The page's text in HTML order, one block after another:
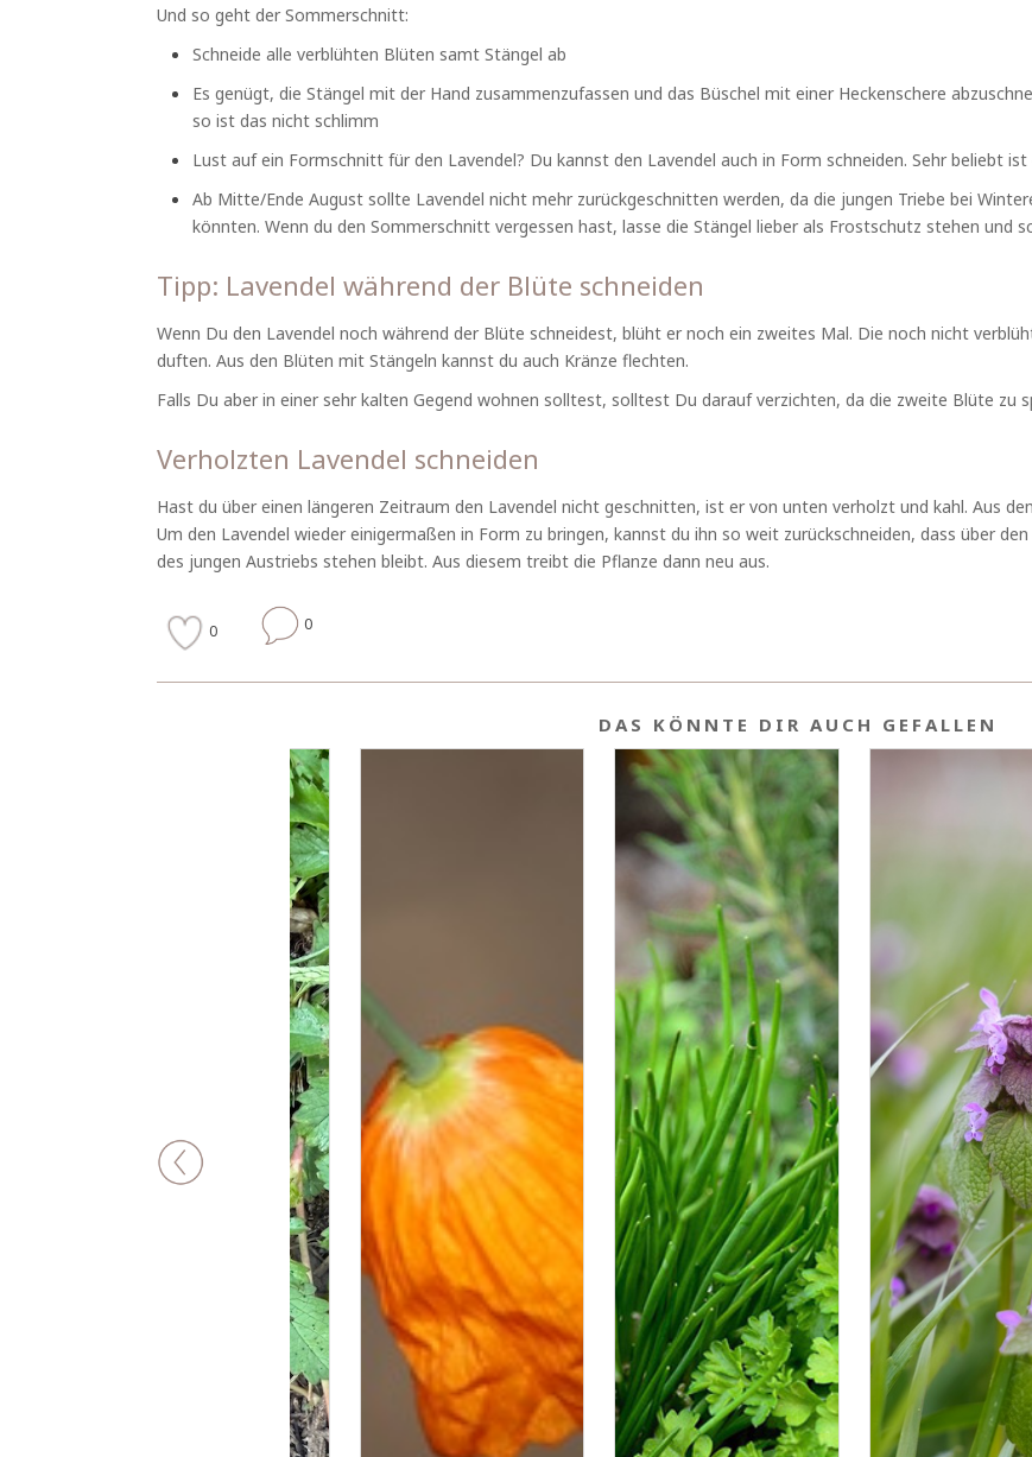
Und so geht der Sommerschnitt:
Schneide alle verblühten Blüten samt Stängel ab
Es genügt, die Stängel mit der Hand zusammenzufassen und das Büschel mit einer Heckenschere
so ist das nicht schlimm
Lust auf ein Formschnitt für den Lavendel? Du kannst den Lavendel auch in Form schneiden. Sehr beliebt
Ab Mitte/Ende August sollte Lavendel nicht mehr zurückgeschnitten werden, da die jungen Triebe bei
könnten. Wenn du den Sommerschnitt vergessen hast, lasse die Stängel lieber als Frostschutz stehen und
Tipp: Lavendel während der Blüte schneiden
Wenn Du den Lavendel noch während der Blüte schneidest, blüht er noch ein zweites Mal. Die noch nicht
duften. Aus den Blüten mit Stängeln kannst du auch Kränze flechten.
Falls Du aber in einer sehr kalten Gegend wohnen solltest, solltest Du darauf verzichten, da die zweite Blüte zu
Verholzten Lavendel schneiden
Hast du über einen längeren Zeitraum den Lavendel nicht geschnitten, ist er von unten verholzt und kahl. Aus
Um den Lavendel wieder einigermaßen in Form zu bringen, kannst du ihn so weit zurückschneiden, dass über
des jungen Austriebs stehen bleibt. Aus diesem treibt die Pflanze dann neu aus.
0 0
DAS KÖNNTE DIR AUCH GEFALLEN